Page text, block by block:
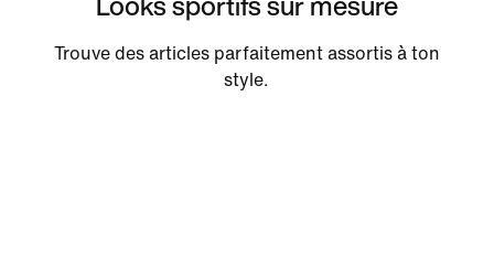
Trouve des articles parfaitement assortis à ton
style.